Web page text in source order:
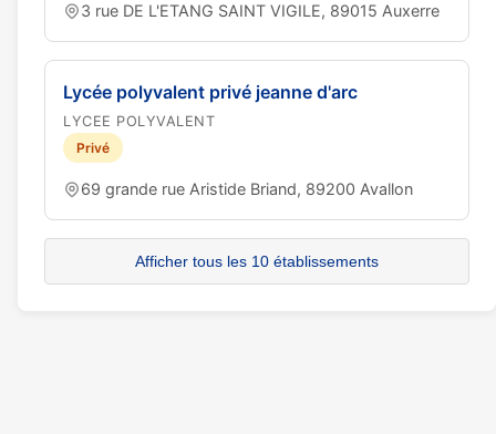
3 rue DE L'ETANG SAINT VIGILE, 89015 Auxerre
Lycée polyvalent privé jeanne d'arc
LYCEE POLYVALENT
Privé
69 grande rue Aristide Briand, 89200 Avallon
Afficher tous les 10 établissements